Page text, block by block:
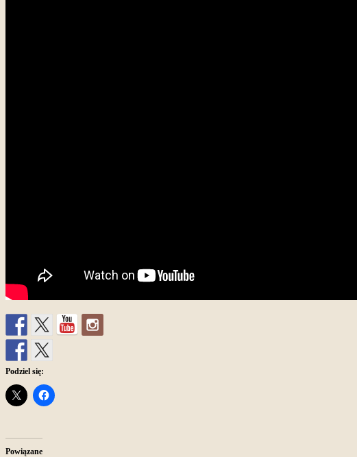
Podziel się:
Powiązane